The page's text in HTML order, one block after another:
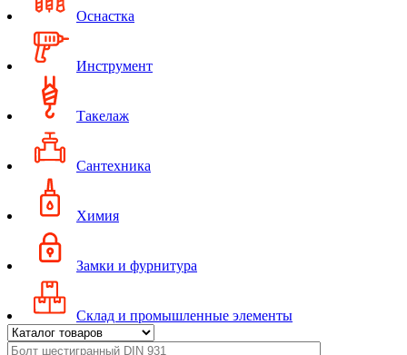
Оснастка
Инструмент
Такелаж
Сантехника
Химия
Замки и фурнитура
Склад и промышленные элементы